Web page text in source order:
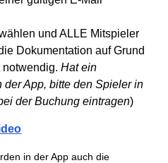
und ALLE Mitspieler
Dokumentation auf Grund
notwendig.Hat ein
App, bitte den Spieler in
der Buchung eintragen)
in der App auch die